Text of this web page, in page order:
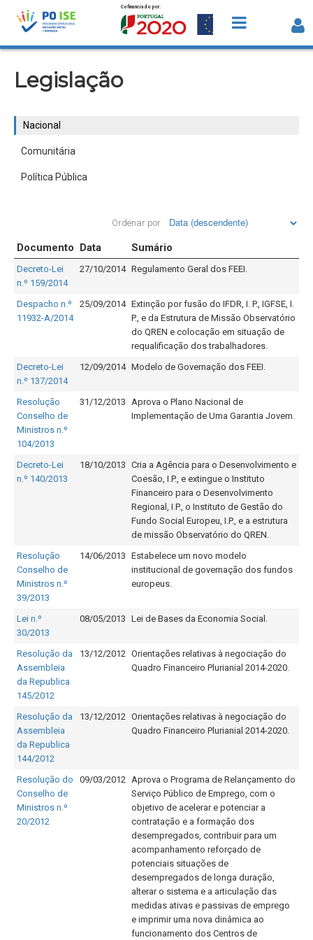
Saltar para o conteúdo
Cofinanciado por:
Legislação
Nacional
Comunitária
Política Pública
Ordenar por
Documento Data Sumário
Decreto-Lei
n.º 159/2014
27/10/2014 Regulamento Geral dos FEEI.
Despacho n.º
11932-A/2014
25/09/2014 Extinção por fusão do IFDR, I. P., IGFSE, I.
P., e da Estrutura de Missão Observatório
do QREN e colocação em situação de
requalificação dos trabalhadores.
Decreto-Lei
n.º 137/2014
12/09/2014 Modelo de Governação dos FEEI.
Resolução
Conselho de
Ministros n.º
104/2013
31/12/2013 Aprova o Plano Nacional de
Implementação de Uma Garantia Jovem.
Decreto-Lei
n.º 140/2013
18/10/2013 Cria a Agência para o Desenvolvimento e
Coesão, I.P., e extingue o Instituto
Financeiro para o Desenvolvimento
Regional, I.P., o Instituto de Gestão do
Fundo Social Europeu, I.P., e a estrutura
de missão Observatório do QREN.
Resolução
Conselho de
Ministros n.º
39/2013
14/06/2013 Estabelece um novo modelo
institucional de governação dos fundos
europeus.
Lei n.º
30/2013
08/05/2013 Lei de Bases da Economia Social.
Resolução da
Assembleia
da Republica
145/2012
13/12/2012 Orientações relativas à negociação do
Quadro Financeiro Plurianial 2014-2020.
Resolução da
Assembleia
da Republica
144/2012
13/12/2012 Orientações relativas à negociação do
Quadro Financeiro Plurianial 2014-2020.
Resolução do
Conselho de
Ministros n.º
20/2012
09/03/2012 Aprova o Programa de Relançamento do
Serviço Público de Emprego, com o
objetivo de acelerar e potenciar a
contratação e a formação dos
desempregados, contribuir para um
acompanhamento reforçado de
potenciais situações de
desempregados de longa duração,
alterar o sistema e a articulação das
medidas ativas e passivas de emprego
e imprimir uma nova dinâmica ao
funcionamento dos Centros de